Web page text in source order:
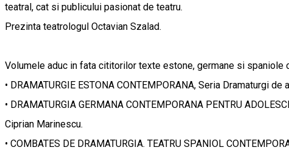
teatral, cat si publicului pasionat de teatru.
Prezinta teatrologul Octavian Szalad.
Volumele aduc in fata cititorilor texte estone, germane si
• DRAMATURGIE ESTONA CONTEMPORANA, Seria Dramaturgi
• DRAMATURGIA GERMANA CONTEMPORANA PENTRU
Ciprian Marinescu.
• COMBATES DE DRAMATURGIA. TEATRU SPANIOL